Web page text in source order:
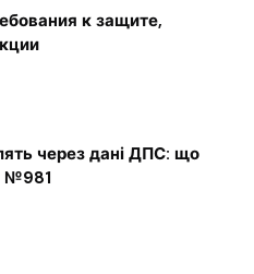
к защите,
через дані ДПС: що
№981